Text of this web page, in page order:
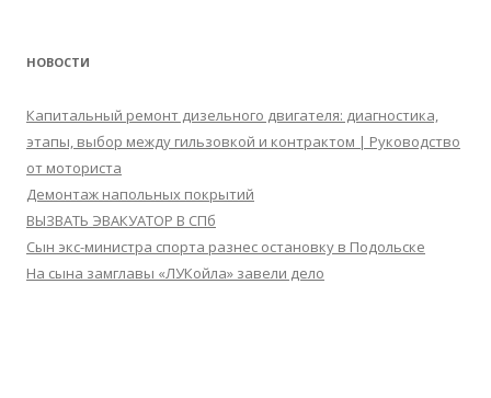
НОВОСТИ
Капитальный ремонт дизельного двигателя: диагностика,
этапы, выбор между гильзовкой и контрактом | Руководство
от моториста
Демонтаж напольных покрытий
ВЫЗВАТЬ ЭВАКУАТОР В СПб
Сын экс-министра спорта разнес остановку в Подольске
На сына замглавы «ЛУКойла» завели дело